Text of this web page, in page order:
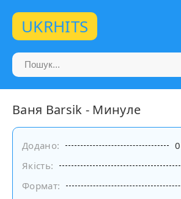
UKRHITS
Ваня Barsik - Минуле
Додано:
Якість:
Формат: